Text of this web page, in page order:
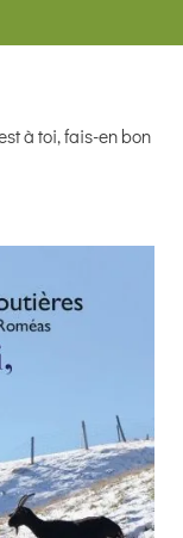
à toi, fais-en bon